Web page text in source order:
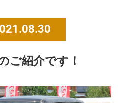
ご紹介です！